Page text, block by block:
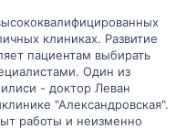
клиниках. Развитие
пациентам выбирать
Один из
- доктор Леван
"Александровская".
работы и неизменно